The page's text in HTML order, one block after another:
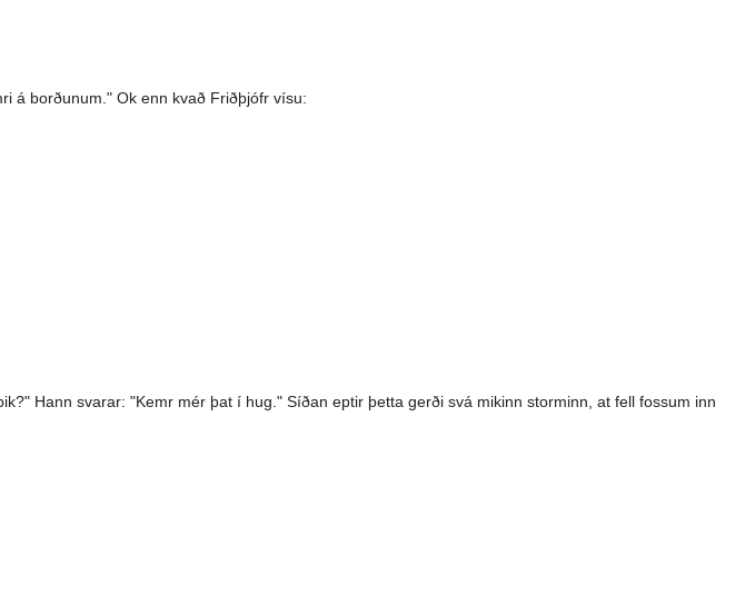
á borðunum." Ok enn kvað Friðþjófr vísu:
Hann svarar: "Kemr mér þat í hug." Síðan eptir þetta gerði svá mikinn storminn, at fell fossum inn